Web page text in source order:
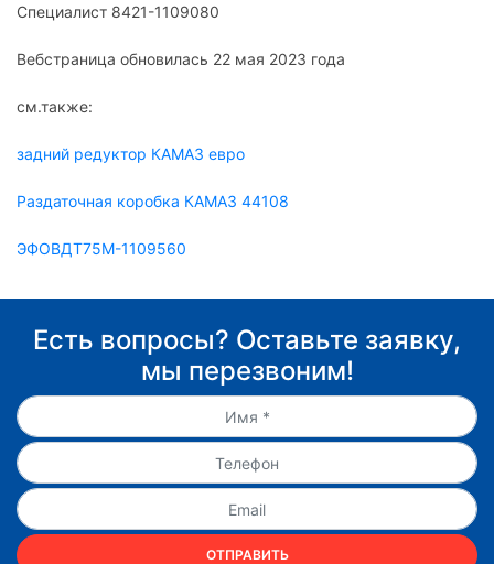
Специалист 8421-1109080
Вебстраница обновилась 22 мая 2023 года
см.также:
задний редуктор КАМАЗ евро
Раздаточная коробка КАМАЗ 44108
ЭФОВДТ75М-1109560
Есть вопросы? Оставьте заявку,
мы перезвоним!
ОТПРАВИТЬ